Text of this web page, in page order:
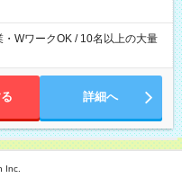
WワークOK / 10名以上の大量
詳細へ
Inc.